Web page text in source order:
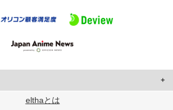
用して、ユーザーに合わせたコンテンツや広告の
elthaとは